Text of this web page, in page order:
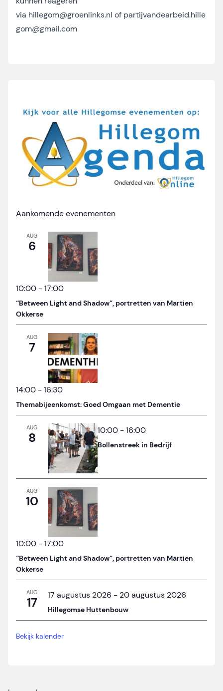
via hillegom@groenlinks.nl of partijvandearbeid.hille
gom@gmail.com
Aankomende evenementen
AUG
6
10:00 -17:00
“Between Light and Shadow”, portretten van Martien
Okkerse
AUG
7
14:00 -16:30
Themabijeenkomst: Goed Omgaan met Dementie
AUG
8 10:00 -16:00
Bollenstreek in Bedrijf
AUG
10
10:00 -17:00
“Between Light and Shadow”, portretten van Martien
Okkerse
AUG
17 17 augustus 2026 - 20 augustus 2026
Hillegomse Huttenbouw
Bekijk kalender